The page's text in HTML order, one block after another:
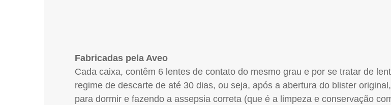
Fabricadas pela Aveo
Cada caixa, contêm 6 lentes de contato do mesmo grau e por se tratar de
regime de descarte de até 30 dias, ou seja, após a abertura do blister
para dormir e fazendo a assepsia correta (que é a limpeza e conservação